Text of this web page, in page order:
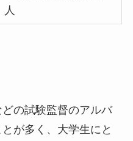
人
の試験監督のアルバ
が多く、大学生にと